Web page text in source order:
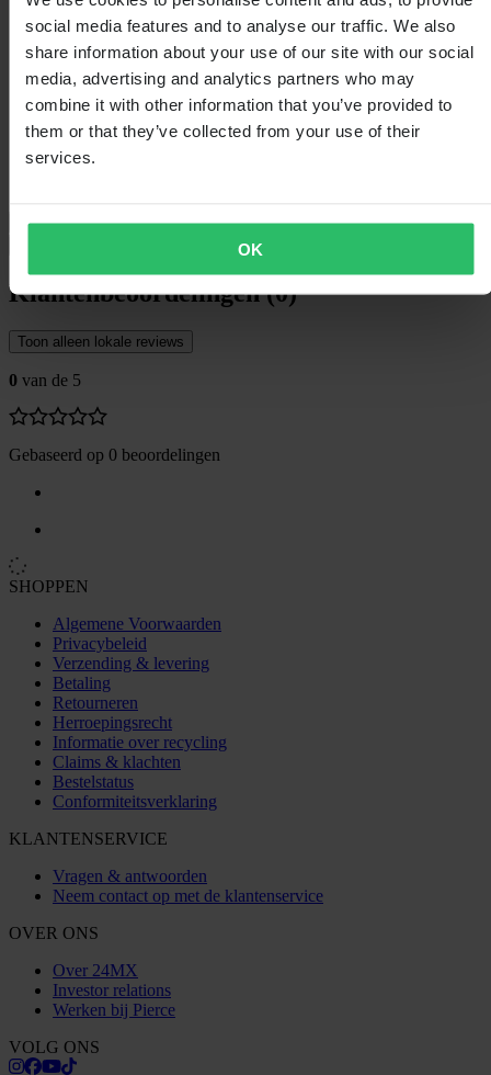
social media features and to analyse our traffic. We also
share information about your use of our site with our social
media, advertising and analytics partners who may
combine it with other information that you’ve provided to
them or that they’ve collected from your use of their
services.
OK
Verpakkingsgewicht 332
Type lens
3D-gevormd
AfscheurbaarJa
KleurRood
Certificering None
Hoogte Verpakking
115
Lenskleur Rood spiegelend
Verpakkingslengte
Verzending & retouren
Klantenbeoordelingen (0)
Toon alleen lokale reviews
0 van de 5
Gebaseerd op 0 beoordelingen
SHOPPEN
Algemene Voorwaarden
Privacybeleid
Verzending & levering
Betaling
Retourneren
Herroepingsrecht
Informatie over recycling
Claims & klachten
Bestelstatus
Conformiteitsverklaring
KLANTENSERVICE
Vragen & antwoorden
Neem contact op met de klantenservice
OVER ONS
Over 24MX
Investor relations
Werken bij Pierce
VOLG ONS